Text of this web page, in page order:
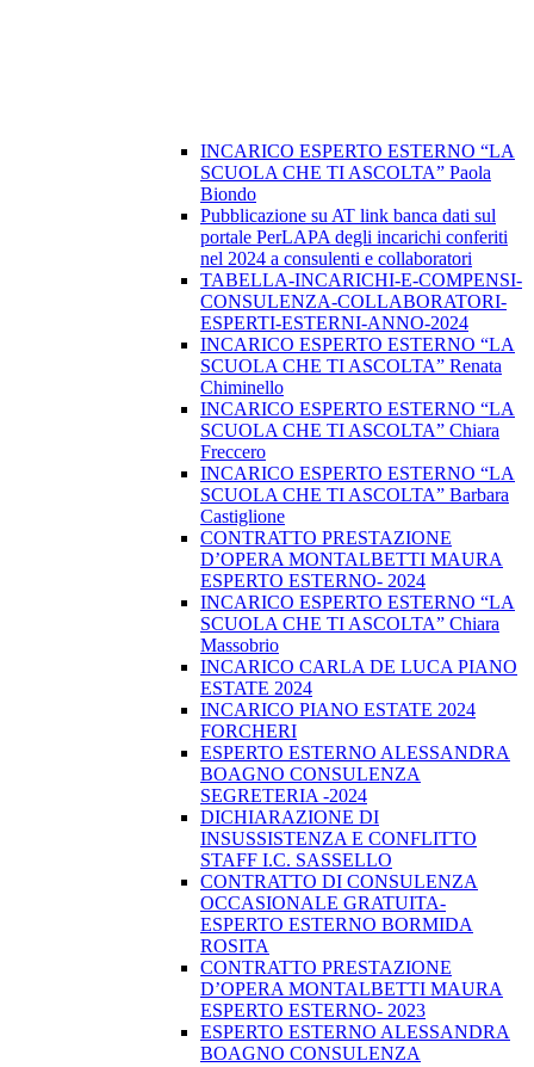
INCARICO ESPERTO ESTERNO “LA
SCUOLA CHE TI ASCOLTA” Paola
Biondo
Pubblicazione su AT link banca dati sul
portale PerLAPA degli incarichi conferiti
nel 2024 a consulenti e collaboratori
TABELLA-INCARICHI-E-COMPENSI-
CONSULENZA-COLLABORATORI-
ESPERTI-ESTERNI-ANNO-2024
INCARICO ESPERTO ESTERNO “LA
SCUOLA CHE TI ASCOLTA” Renata
Chiminello
INCARICO ESPERTO ESTERNO “LA
SCUOLA CHE TI ASCOLTA” Chiara
Freccero
INCARICO ESPERTO ESTERNO “LA
SCUOLA CHE TI ASCOLTA” Barbara
Castiglione
CONTRATTO PRESTAZIONE
D’OPERA MONTALBETTI MAURA
ESPERTO ESTERNO- 2024
INCARICO ESPERTO ESTERNO “LA
SCUOLA CHE TI ASCOLTA” Chiara
Massobrio
INCARICO CARLA DE LUCA PIANO
ESTATE 2024
INCARICO PIANO ESTATE 2024
FORCHERI
ESPERTO ESTERNO ALESSANDRA
BOAGNO CONSULENZA
SEGRETERIA -2024
DICHIARAZIONE DI
INSUSSISTENZA E CONFLITTO
STAFF I.C. SASSELLO
CONTRATTO DI CONSULENZA
OCCASIONALE GRATUITA-
ESPERTO ESTERNO BORMIDA
ROSITA
CONTRATTO PRESTAZIONE
D’OPERA MONTALBETTI MAURA
ESPERTO ESTERNO- 2023
ESPERTO ESTERNO ALESSANDRA
BOAGNO CONSULENZA